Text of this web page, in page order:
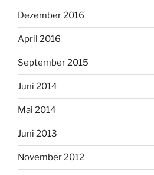
Dezember 2016
April 2016
September 2015
Juni 2014
Mai 2014
Juni 2013
November 2012